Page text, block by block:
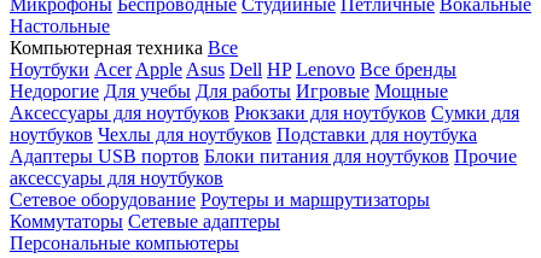
Микрофоны Беспроводные Студийные Петличные Вокальные
Настольные
Компьютерная техника Все
Ноутбуки Acer Apple Asus Dell HP Lenovo Все бренды
Недорогие Для учебы Для работы Игровые Мощные
Аксессуары для ноутбуков Рюкзаки для ноутбуков Сумки для
ноутбуков Чехлы для ноутбуков Подставки для ноутбука
Адаптеры USB портов Блоки питания для ноутбуков Прочие
аксессуары для ноутбуков
Сетевое оборудование Роутеры и маршрутизаторы
Коммутаторы Сетевые адаптеры
Персональные компьютеры